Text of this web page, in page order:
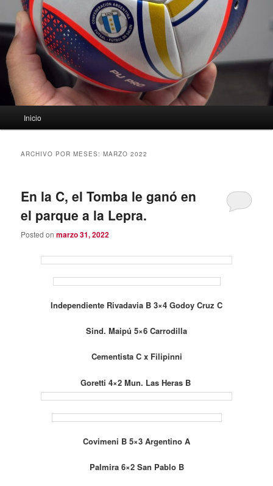
Inicio
ARCHIVO POR MESES:MARZO 2022
En la C, el Tomba le ganó en
el parque a la Lepra.
Posted onmarzo 31, 2022
Independiente Rivadavia B 3×4 Godoy Cruz C
Sind. Maipú 5×6 Carrodilla
Cementista C x Filipinni
Goretti 4×2 Mun. Las Heras B
Covimeni B 5×3 Argentino A
Palmira 6×2 San Pablo B